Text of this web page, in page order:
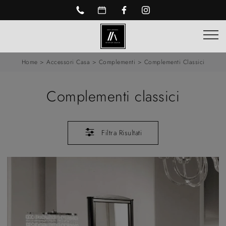
Home > Accessori Casa > Complementi > Complementi Classici
Complementi classici
Filtra Risultati